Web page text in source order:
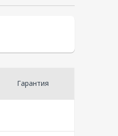
Гарантия